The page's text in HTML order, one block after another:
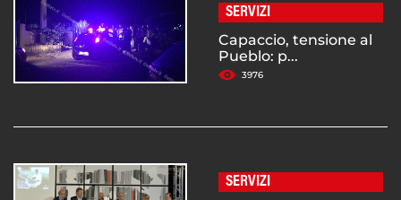
SERVIZI
Capaccio, tensione al
Pueblo: p...
3976
SERVIZI